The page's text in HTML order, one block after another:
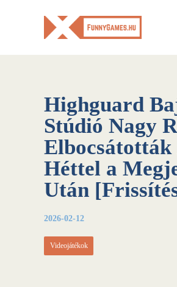
Highguard
Stúdió Nagy
Elbocsátották
Héttel a
Után
2026-02-12
Videojátékok